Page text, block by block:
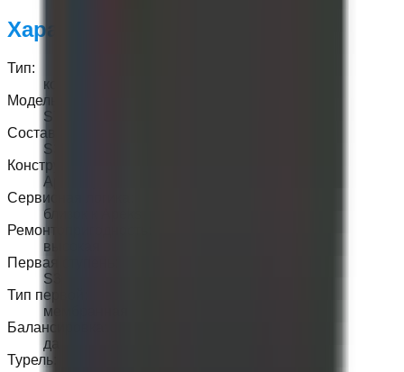
Характеристики:
Тип:
комплект регулятора
Модель
ST3G
Состав
S3, T3, Octopus, SPG
Конструктивный тип
Apeks-type
Сервисная логика
близок к Apeks
Ремонтопригодность
высокая
Первая ступень
S3
Тип первой
мембранная
Балансировка
да
Турель